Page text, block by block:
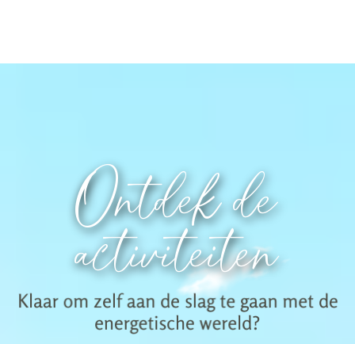
Ontdek de
activiteiten
Klaar om zelf aan de slag te gaan met de
energetische wereld?